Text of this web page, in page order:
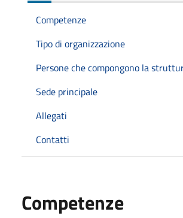
Competenze
Tipo di organizzazione
Persone che compongono la
Sede principale
Allegati
Contatti
Competenze